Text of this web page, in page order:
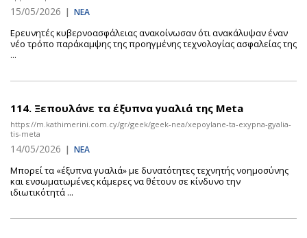
15/05/2026 | ΝΕΑ
Ερευνητές κυβερνοασφάλειας ανακοίνωσαν ότι ανακάλυψαν έναν
νέο τρόπο παράκαμψης της προηγμένης τεχνολογίας ασφαλείας της
...
114. Ξεπουλάνε τα έξυπνα γυαλιά της Meta
https://m.kathimerini.com.cy/gr/geek/geek-nea/xepoylane-ta-exypna-gyalia-
tis-meta
14/05/2026 | ΝΕΑ
Μπορεί τα «έξυπνα γυαλιά» με δυνατότητες τεχνητής νοημοσύνης
και ενσωματωμένες κάμερες να θέτουν σε κίνδυνο την
ιδιωτικότητά ...